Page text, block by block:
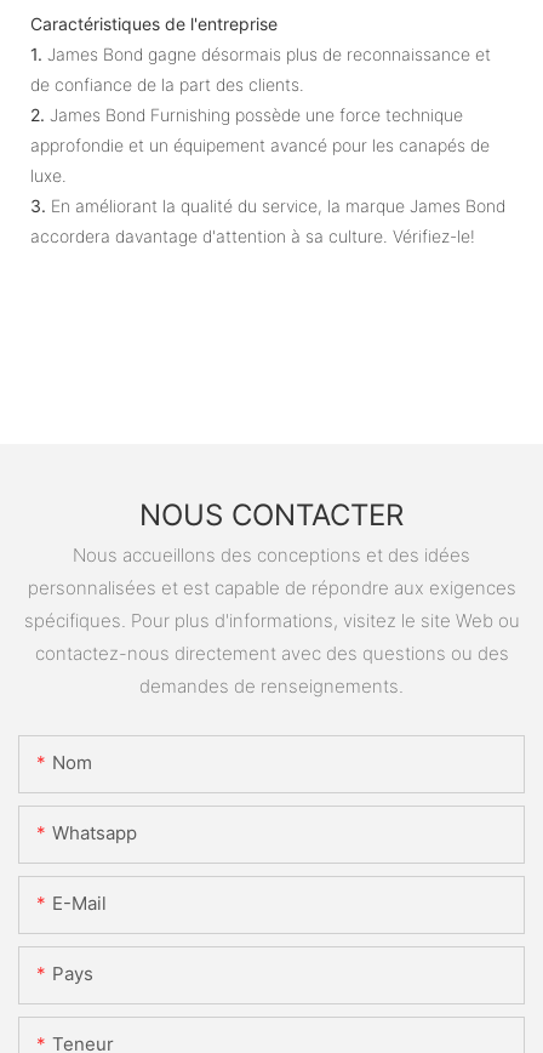
Caractéristiques de l'entreprise
1. James Bond gagne désormais plus de reconnaissance et
de confiance de la part des clients.
2. James Bond Furnishing possède une force technique
approfondie et un équipement avancé pour les canapés de
luxe.
3. En améliorant la qualité du service, la marque James Bond
accordera davantage d'attention à sa culture. Vérifiez-le!
NOUS CONTACTER
Nous accueillons des conceptions et des idées
personnalisées et est capable de répondre aux exigences
spécifiques. Pour plus d'informations, visitez le site Web ou
contactez-nous directement avec des questions ou des
demandes de renseignements.
Nom
Whatsapp
E-Mail
Pays
Teneur